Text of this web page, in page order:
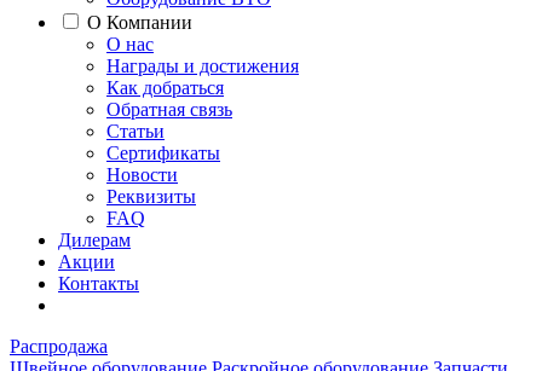
О Компании
О нас
Награды и достижения
Как добраться
Обратная связь
Статьи
Сертификаты
Новости
Реквизиты
FAQ
Дилерам
Акции
Контакты
Распродажа